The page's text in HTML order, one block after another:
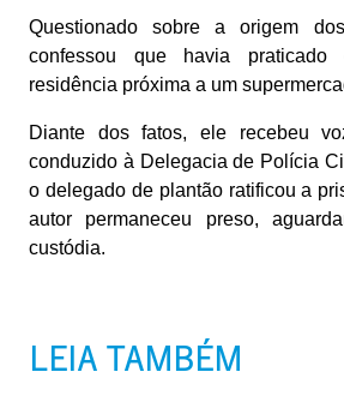
Questionado sobre a origem
confessou que havia
residência próxima a um
Diante dos fatos, ele recebeu
conduzido à Delegacia de Polícia
o delegado de plantão ratificou a
autor permaneceu preso,
custódia.
LEIA TAMBÉM